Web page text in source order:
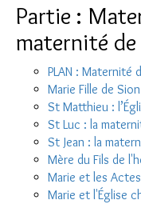
Partie :
maternité
PLAN : Maternité
Marie Fille de
St Matthieu :
St Luc : la
St Jean : la
Mère du Fils de
Marie et les
Marie et l'Église